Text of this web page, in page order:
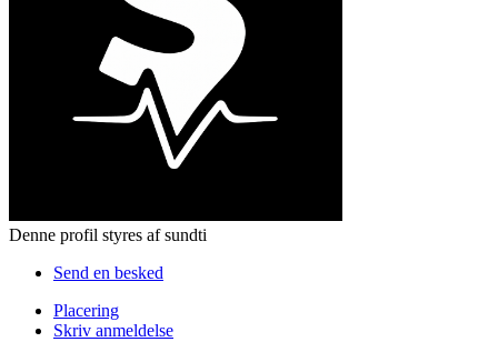
Denne profil styres af sundti
Send en besked
Placering
Skriv anmeldelse